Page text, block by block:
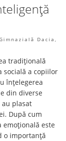
Dacia,
tradițională
socială a copiilor
înțelegerea
din diverse
au plasat
După cum
emoțională este
o importanță